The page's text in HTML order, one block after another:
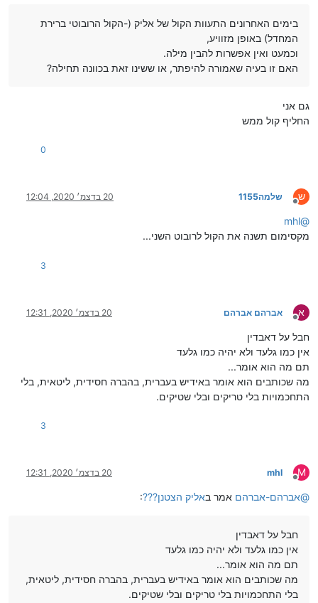
בימים האחרונים התעוות הקול של אליק (-הקול הרובוטי ברירת
המחדל) באופן מזוויע,
וכמעט ואין אפשרות להבין מילה.
האם זו בעיה שאמורה להיפתר, או ששינו זאת בכוונה תחילה?
גם אני
החליף קול ממש
0
ש
מנותק
שלמה1155 20 בדצמ׳ 2020, 12:04
@
mhl
מקסימום תשנה את הקול לרובוט השני...
3
א
מנותק
אברהם אברהם 20 בדצמ׳ 2020, 12:31
חבל על דאבדין
אין כמו גלעד ולא יהיה כמו גלעד
תם מה הוא אומר...
מה שכותבים הוא אומר באידיש בעברית, בהברה חסידית, ליטאית, בלי
התחכמויות בלי טריקים ובלי שטיקים.
3
M
מנותק
mhl 20 בדצמ׳ 2020, 12:31
@אברהם-אברהם אמר באליק הצטנן???:
חבל על דאבדין
אין כמו גלעד ולא יהיה כמו גלעד
תם מה הוא אומר...
מה שכותבים הוא אומר באידיש בעברית, בהברה חסידית, ליטאית,
בלי התחכמויות בלי טריקים ובלי שטיקים.